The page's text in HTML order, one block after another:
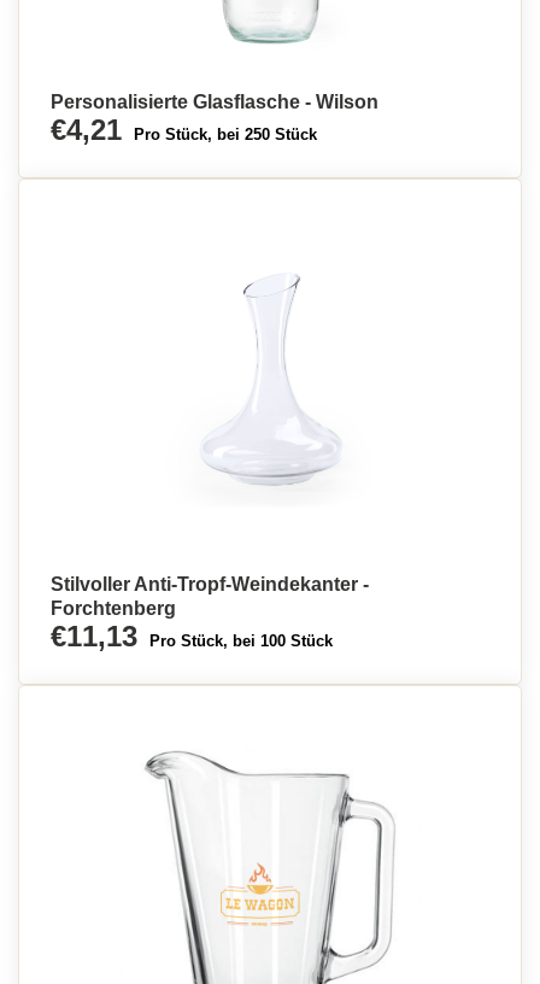
Personalisierte Glasflasche - Wilson
€4,21 Pro Stück, bei 250 Stück
Stilvoller Anti-Tropf-Weindekanter -
Forchtenberg
€11,13 Pro Stück, bei 100 Stück